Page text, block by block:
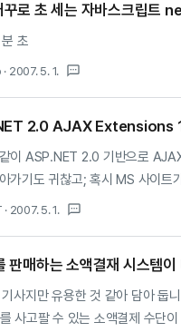
꾸로 초 세는 자바스크립트
초
· 2007. 5. 1. textsms
2.0 AJAX Extensions
이 ASP.NET 2.0 기반으로
가기도 귀찮고; 혹시 MS 사이
^ ^
· 2007. 5. 1. textsms
판매하는 소액결재 시스템이
기사지만 유용한 것 같아 담아
사고팔 수 있는 소액결제 수단